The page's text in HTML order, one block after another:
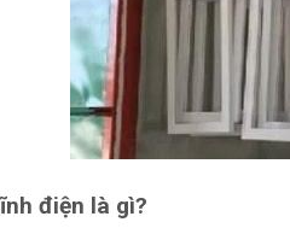
điện là gì?